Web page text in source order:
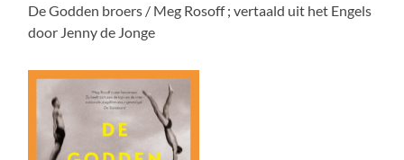
De Godden broers / Meg Rosoff ; vertaald uit het Engels
door Jenny de Jonge